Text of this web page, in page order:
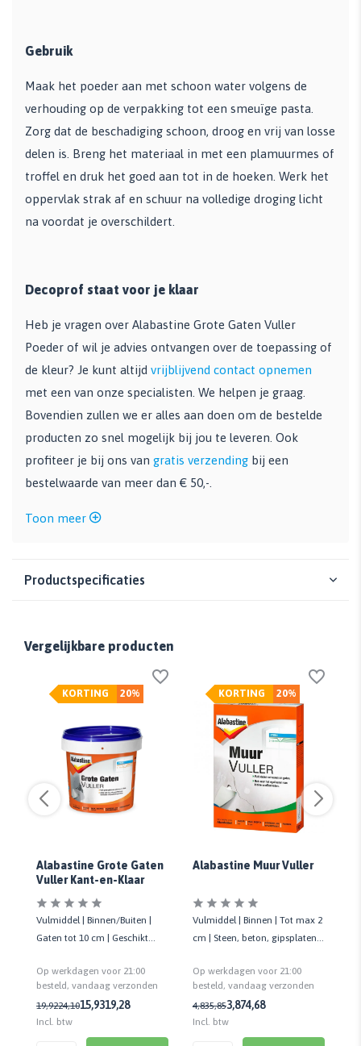
Gebruik
Maak het poeder aan met schoon water volgens de
verhouding op de verpakking tot een smeuïge pasta.
Zorg dat de beschadiging schoon, droog en vrij van losse
delen is. Breng het materiaal in met een plamuurmes of
troffel en druk het goed aan tot in de hoeken. Werk het
oppervlak strak af en schuur na volledige droging licht
na voordat je overschildert.
Decoprof staat voor je klaar
Heb je vragen over Alabastine Grote Gaten Vuller
Poeder of wil je advies ontvangen over de toepassing of
de kleur? Je kunt altijd vrijblijvend contact opnemen
met een van onze specialisten. We helpen je graag.
Bovendien zullen we er alles aan doen om de bestelde
producten zo snel mogelijk bij jou te leveren. Ook
profiteer je bij ons van gratis verzending bij een
bestelwaarde van meer dan € 50,-.
Toon meer
Productspecificaties
Vergelijkbare producten
20%
KORTING
Alabastine Grote Gaten
Vuller Kant-en-Klaar
Vulmiddel | Binnen/Buiten |
Gaten tot 10 cm | Geschikt
Op werkdagen voor 21:00
besteld, vandaag verzonden
19,9224,1015,9319,28
Incl. btw
20%
KORTING
Alabastine Muur Vuller
Vulmiddel | Binnen | Tot max 2
cm | Steen, beton, gipsplaten,
Op werkdagen voor 21:00
besteld, vandaag verzonden
4,835,853,874,68
Incl. btw